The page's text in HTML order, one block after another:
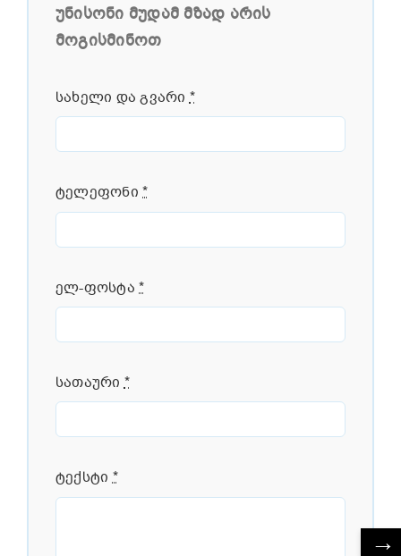
უნისონი მუდამ მზად არის
მოგისმინოთ
სახელი და გვარი*
ტელეფონი*
ელ-ფოსტა*
სათაური*
ტექსტი*
→